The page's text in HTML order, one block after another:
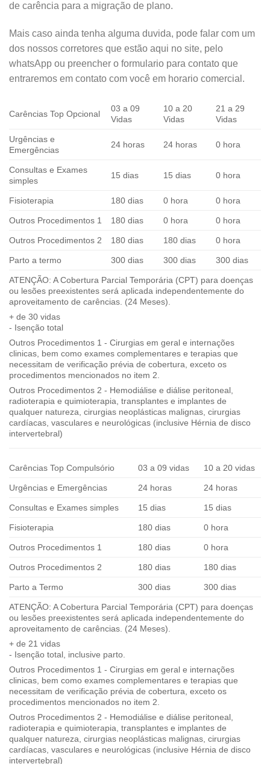
de carência para a migração de plano.
Mais caso ainda tenha alguma duvida, pode falar com um
dos nossos corretores que estão aqui no site, pelo
whatsApp ou preencher o formulario para contato que
entraremos em contato com você em horario comercial.
Carências Top Opcional
03 a 09
Vidas
10 a 20
Vidas
21 a 29
Vidas
Urgências e
Emergências
24 horas 24 horas 0 hora
Consultas e Exames
simples
15 dias 15 dias 0 hora
Fisioterapia 180 dias 0 hora 0 hora
Outros Procedimentos 1 180 dias 0 hora 0 hora
Outros Procedimentos 2 180 dias 180 dias 0 hora
Parto a termo 300 dias 300 dias 300 dias
ATENÇÃO: A Cobertura Parcial Temporária (CPT) para doenças
ou lesões preexistentes será aplicada independentemente do
aproveitamento de carências. (24 Meses).
+ de 30 vidas
- Isenção total
Outros Procedimentos 1 - Cirurgias em geral e internações
clinicas, bem como exames complementares e terapias que
necessitam de verificação prévia de cobertura, exceto os
procedimentos mencionados no item 2.
Outros Procedimentos 2 - Hemodiálise e diálise peritoneal,
radioterapia e quimioterapia, transplantes e implantes de
qualquer natureza, cirurgias neoplásticas malignas, cirurgias
cardíacas, vasculares e neurológicas (inclusive Hérnia de disco
intervertebral)
Carências Top Compulsório 03 a 09 vidas 10 a 20 vidas
Urgências e Emergências 24 horas 24 horas
Consultas e Exames simples 15 dias 15 dias
Fisioterapia 180 dias 0 hora
Outros Procedimentos 1 180 dias 0 hora
Outros Procedimentos 2 180 dias 180 dias
Parto a Termo 300 dias 300 dias
ATENÇÃO: A Cobertura Parcial Temporária (CPT) para doenças
ou lesões preexistentes será aplicada independentemente do
aproveitamento de carências. (24 Meses).
+ de 21 vidas
- Isenção total, inclusive parto.
Outros Procedimentos 1 - Cirurgias em geral e internações
clinicas, bem como exames complementares e terapias que
necessitam de verificação prévia de cobertura, exceto os
procedimentos mencionados no item 2.
Outros Procedimentos 2 - Hemodiálise e diálise peritoneal,
radioterapia e quimioterapia, transplantes e implantes de
qualquer natureza, cirurgias neoplásticas malignas, cirurgias
cardíacas, vasculares e neurológicas (inclusive Hérnia de disco
intervertebral)